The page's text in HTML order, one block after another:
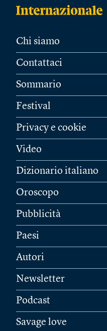
Chi siamo
Contattaci
Sommario
Festival
Privacy e cookie
Video
Dizionario italiano
Oroscopo
Pubblicità
Paesi
Autori
Newsletter
Podcast
Savage love